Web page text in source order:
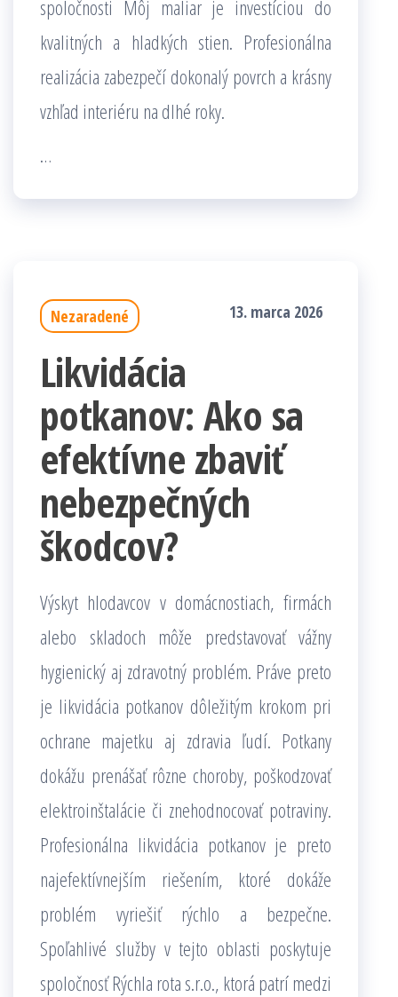
spoločnosti Môj maliar je investíciou do
kvalitných a hladkých stien. Profesionálna
realizácia zabezpečí dokonalý povrch a krásny
vzhľad interiéru na dlhé roky.
…
Nezaradené 13. marca 2026
Likvidácia
potkanov: Ako sa
efektívne zbaviť
nebezpečných
škodcov?
Výskyt hlodavcov v domácnostiach, firmách
alebo skladoch môže predstavovať vážny
hygienický aj zdravotný problém. Práve preto
je likvidácia potkanov dôležitým krokom pri
ochrane majetku aj zdravia ľudí. Potkany
dokážu prenášať rôzne choroby, poškodzovať
elektroinštalácie či znehodnocovať potraviny.
Profesionálna likvidácia potkanov je preto
najefektívnejším riešením, ktoré dokáže
problém vyriešiť rýchlo a bezpečne.
Spoľahlivé služby v tejto oblasti poskytuje
spoločnosť Rýchla rota s.r.o., ktorá patrí medzi